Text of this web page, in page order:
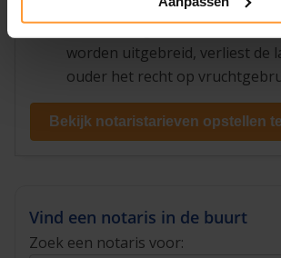
Worden uitgebreid. Als de
worden uitgebreid, verliest de
ouder het recht op
Bekijk notaristarieven opstellen
Vind een notaris in de buurt
Zoek een notaris voor: